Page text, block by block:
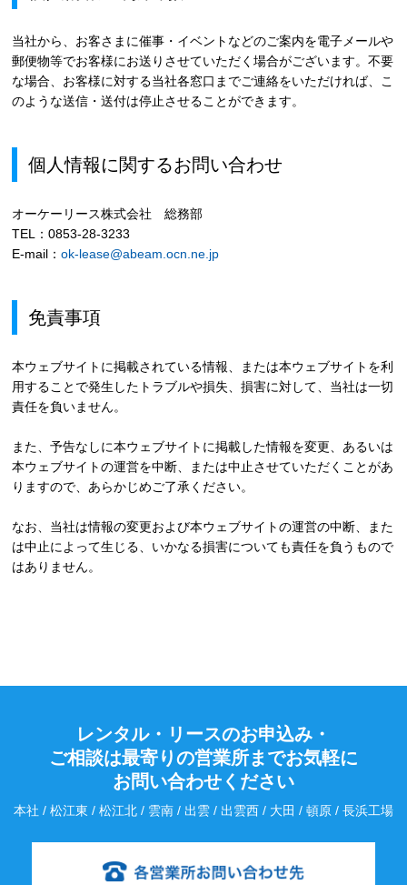
当社から、お客さまに催事・イベントなどのご案内を電子メールや
郵便物等でお客様にお送りさせていただく場合がございます。不要
な場合、お客様に対する当社各窓口までご連絡をいただければ、こ
のような送信・送付は停止させることができます。
個人情報に関するお問い合わせ
オーケーリース株式会社 総務部
TEL：0853-28-3233
E-mail：ok-lease@abeam.ocn.ne.jp
免責事項
本ウェブサイトに掲載されている情報、または本ウェブサイトを利
用することで発生したトラブルや損失、損害に対して、当社は一切
責任を負いません。
また、予告なしに本ウェブサイトに掲載した情報を変更、あるいは
本ウェブサイトの運営を中断、または中止させていただくことがあ
りますので、あらかじめご了承ください。
なお、当社は情報の変更および本ウェブサイトの運営の中断、また
は中止によって生じる、いかなる損害についても責任を負うもので
はありません。
レンタル・リースのお申込み・
ご相談は最寄りの営業所までお気軽に
お問い合わせください
本社 / 松江東 / 松江北 / 雲南 / 出雲 / 出雲西 / 大田 / 頓原 / 長浜工場